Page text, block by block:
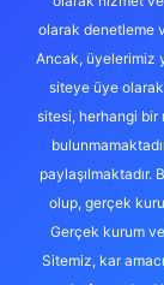
olarak denetleme
Ancak, üyelerimiz
siteye üye
sitesi, herhangi bir
paylaşılmaktadır.
olup, gerçek
Gerçek kurum
Sitemiz, kar